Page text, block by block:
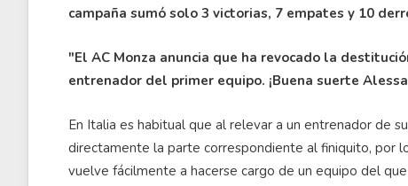
campaña sumó solo 3 victorias, 7 empates y 10
"El AC Monza anuncia que ha revocado la
entrenador del primer equipo. ¡Buena suerte
En Italia es habitual que al relevar a un entrenador de
directamente la parte correspondiente al finiquito, por
vuelve fácilmente a hacerse cargo de un equipo del